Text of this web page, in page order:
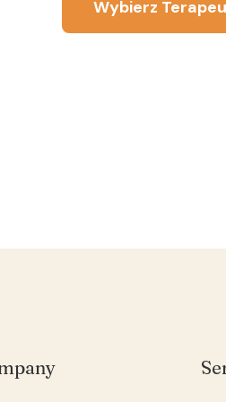
Wybierz